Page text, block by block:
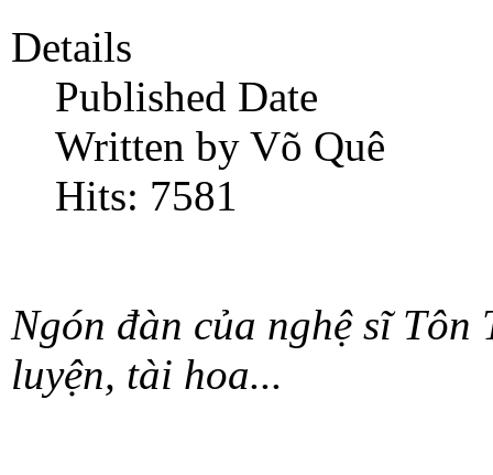
Details
Published Date
Written by Võ Quê
Hits: 7581
Ngón đàn của nghệ sĩ
luyện, tài hoa...